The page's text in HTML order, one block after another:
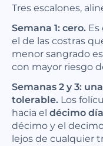
Tres escalones,
Semana 1: cero.
el de las costras
menor sangrado
con mayor riesgo
Semanas 2 y 3:
tolerable. Los
hacia el décimo día
décimo y el
lejos de cualquier